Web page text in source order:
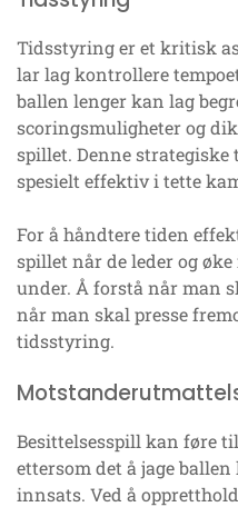
Tidsstyring er et kritisk
lar lag kontrollere
ballen lenger kan lag
scoringsmuligheter og
spillet. Denne
spesielt effektiv i tette
For å håndtere tiden
spillet når de leder og
under. Å forstå når man
når man skal presse
tidsstyring.
Besittelsesspill kan føre
ettersom det å jage
innsats. Ved å